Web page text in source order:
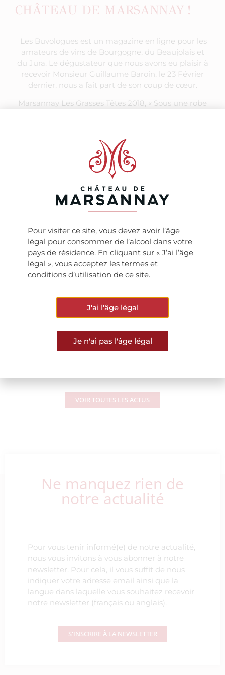
CHÂTEAU DE MARSANNAY !
Les Buvologues est un magazine en ligne pour les
amateurs de vins de Bourgogne, du Beaujolais et
du Jura. Le dégustateur que nous avons eu plaisir à
recevoir Monsieur Guillaume Baroin, le 23 Février
dernier, nous a fait part de son coup de cœur.
Marsannay Les Grasses Têtes 2018, « Sous une robe
comme celle-là. C’est tout simplement un grand
vin. A un prix inférieur à sa valeur ». Nous avons le
plaisir, d’avoir obtenu la note de 98/100 !
Au plaisir de déguster ses vins au Château de
Marsannay.
https://www.chateau-marsannay.com/wp-
content/uploads/2021/04/Article_Marsannay_Les-
Buvologues.pdf
VOIR TOUTES LES ACTUS
Ne manquez rien de
notre actualité
Pour vous tenir informé(e) de notre actualité,
nous vous invitons à vous abonner à notre
newsletter. Pour cela, il vous suffit de nous
indiquer votre adresse email ainsi que la
langue dans laquelle vous souhaitez recevoir
notre newsletter (français ou anglais).
S'INSCRIRE À LA NEWSLETTER
Pour visiter ce site, vous devez avoir l’âge
légal pour consommer de l’alcool dans votre
pays de résidence. En cliquant sur « J’ai l’âge
légal », vous acceptez les termes et
conditions d’utilisation de ce site.
J'ai l'âge légal
Je n'ai pas l'âge légal